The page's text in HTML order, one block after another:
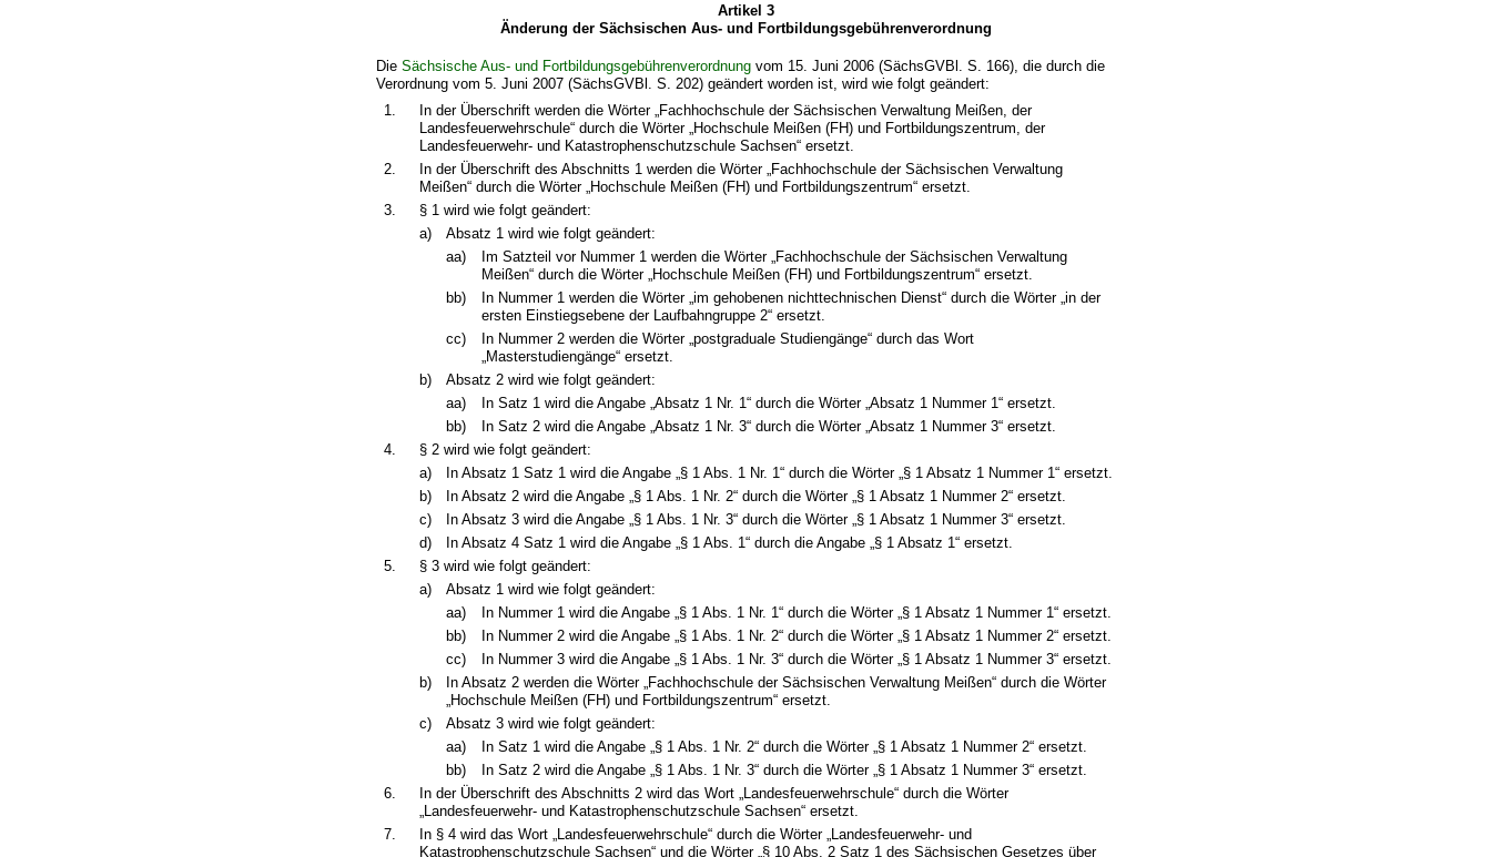
Artikel 3
Änderung der Sächsischen Aus- und Fortbildungsgebührenverordnung
DieSächsische Aus- und Fortbildungsgebührenverordnung vom 15. Juni 2006 (SächsGVBl. S. 166), die durch die
Verordnung vom 5. Juni 2007 (SächsGVBl. S. 202) geändert worden ist, wird wie folgt geändert:
1.
In der Überschrift werden die Wörter „Fachhochschule der Sächsischen Verwaltung Meißen, der
Landesfeuerwehrschule“ durch die Wörter „Hochschule Meißen (FH) und Fortbildungszentrum, der
Landesfeuerwehr- und Katastrophenschutzschule Sachsen“ ersetzt.
2.
In der Überschrift des Abschnitts 1 werden die Wörter „Fachhochschule der Sächsischen Verwaltung
Meißen“ durch die Wörter „Hochschule Meißen (FH) und Fortbildungszentrum“ ersetzt.
3.
§ 1 wird wie folgt geändert:
a)
Absatz 1 wird wie folgt geändert:
aa)
Im Satzteil vor Nummer 1 werden die Wörter „Fachhochschule der Sächsischen Verwaltung
Meißen“ durch die Wörter „Hochschule Meißen (FH) und Fortbildungszentrum“ ersetzt.
bb)
In Nummer 1 werden die Wörter „im gehobenen nichttechnischen Dienst“ durch die Wörter „in der
ersten Einstiegsebene der Laufbahngruppe 2“ ersetzt.
cc)
In Nummer 2 werden die Wörter „postgraduale Studiengänge“ durch das Wort
„Masterstudiengänge“ ersetzt.
b)
Absatz 2 wird wie folgt geändert:
aa)
In Satz 1 wird die Angabe „Absatz 1 Nr. 1“ durch die Wörter „Absatz 1 Nummer 1“ ersetzt.
bb)
In Satz 2 wird die Angabe „Absatz 1 Nr. 3“ durch die Wörter „Absatz 1 Nummer 3“ ersetzt.
4.
§ 2 wird wie folgt geändert:
a)
In Absatz 1 Satz 1 wird die Angabe „§ 1 Abs. 1 Nr. 1“ durch die Wörter „§ 1 Absatz 1 Nummer 1“ ersetzt.
b)
In Absatz 2 wird die Angabe „§ 1 Abs. 1 Nr. 2“ durch die Wörter „§ 1 Absatz 1 Nummer 2“ ersetzt.
c)
In Absatz 3 wird die Angabe „§ 1 Abs. 1 Nr. 3“ durch die Wörter „§ 1 Absatz 1 Nummer 3“ ersetzt.
d)
In Absatz 4 Satz 1 wird die Angabe „§ 1 Abs. 1“ durch die Angabe „§ 1 Absatz 1“ ersetzt.
5.
§ 3 wird wie folgt geändert:
a)
Absatz 1 wird wie folgt geändert:
aa)
In Nummer 1 wird die Angabe „§ 1 Abs. 1 Nr. 1“ durch die Wörter „§ 1 Absatz 1 Nummer 1“ ersetzt.
bb)
In Nummer 2 wird die Angabe „§ 1 Abs. 1 Nr. 2“ durch die Wörter „§ 1 Absatz 1 Nummer 2“ ersetzt.
cc)
In Nummer 3 wird die Angabe „§ 1 Abs. 1 Nr. 3“ durch die Wörter „§ 1 Absatz 1 Nummer 3“ ersetzt.
b)
In Absatz 2 werden die Wörter „Fachhochschule der Sächsischen Verwaltung Meißen“ durch die Wörter
„Hochschule Meißen (FH) und Fortbildungszentrum“ ersetzt.
c)
Absatz 3 wird wie folgt geändert:
aa)
In Satz 1 wird die Angabe „§ 1 Abs. 1 Nr. 2“ durch die Wörter „§ 1 Absatz 1 Nummer 2“ ersetzt.
bb)
In Satz 2 wird die Angabe „§ 1 Abs. 1 Nr. 3“ durch die Wörter „§ 1 Absatz 1 Nummer 3“ ersetzt.
6.
In der Überschrift des Abschnitts 2 wird das Wort „Landesfeuerwehrschule“ durch die Wörter
„Landesfeuerwehr- und Katastrophenschutzschule Sachsen“ ersetzt.
7.
In § 4 wird das Wort „Landesfeuerwehrschule“ durch die Wörter „Landesfeuerwehr- und
Katastrophenschutzschule Sachsen“ und die Wörter „§ 10 Abs. 2 Satz 1 des Sächsischen Gesetzes über